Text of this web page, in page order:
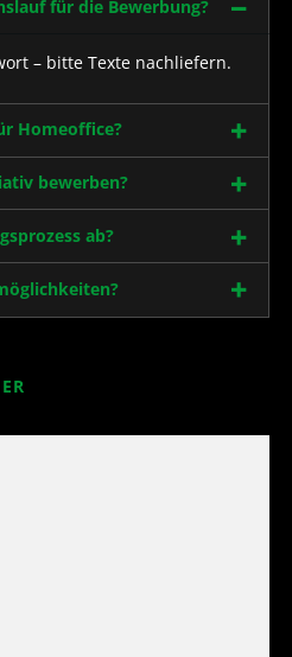
für die Bewerbung?
– bitte Texte nachliefern.
Homeoffice?
bewerben?
ab?